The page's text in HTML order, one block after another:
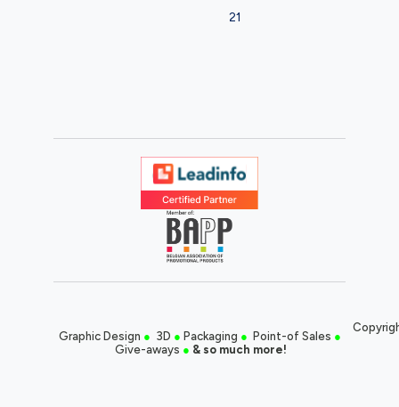
21
Graphic Design ● 3D ● Packaging ● Point-of Sales ●
Give-aways ● & so much more!